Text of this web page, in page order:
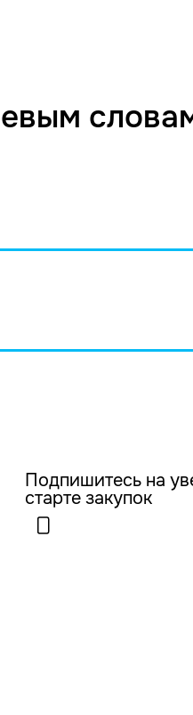
Подпишитесь на
старте закупок